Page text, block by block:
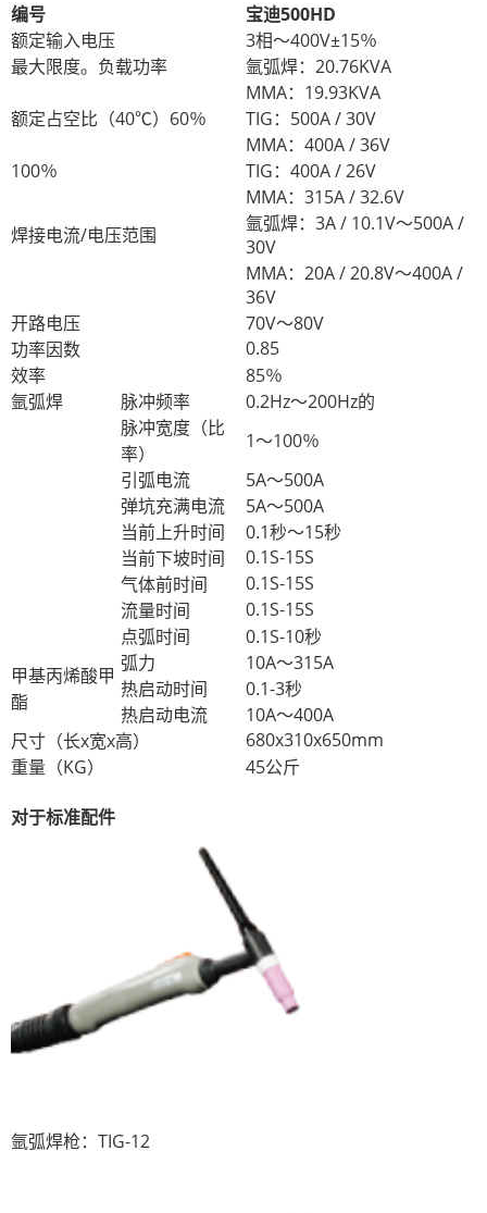
编号
宝迪500HD
额定输入电压
3相〜400V±15％
最大限度。负载功率
氩弧焊：20.76KVA
MMA：19.93KVA
额定占空比（40℃）60％
TIG：500A / 30V
MMA：400A / 36V
100％
TIG：400A / 26V
MMA：315A / 32.6V
焊接电流/电压范围
氩弧焊：3A / 10.1V〜500A /
30V
MMA：20A / 20.8V〜400A /
36V
开路电压
70V〜80V
功率因数
0.85
效率
85％
氩弧焊
脉冲频率
0.2Hz〜200Hz的
脉冲宽度（比
率）
1〜100％
引弧电流
5A〜500A
弹坑充满电流
5A〜500A
当前上升时间
0.1秒〜15秒
当前下坡时间
0.1S-15S
气体前时间
0.1S-15S
流量时间
0.1S-15S
点弧时间
0.1S-10秒
甲基丙烯酸甲
酯
弧力
10A〜315A
热启动时间
0.1-3秒
热启动电流
10A〜400A
尺寸（长x宽x高）
680x310x650mm
重量（KG）
45公斤
对于标准配件
氩弧焊枪：TIG-12